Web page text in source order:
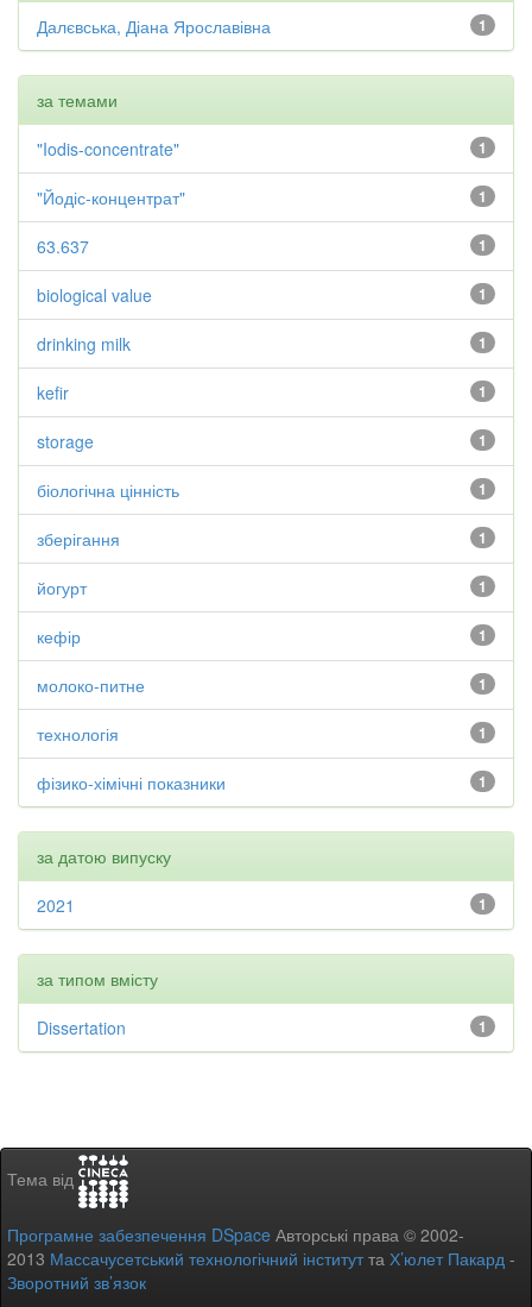
1
Далєвська, Діана Ярославівна
за темами
1
"Iodis-concentrate"
1
"Йодіс-концентрат"
1
63.637
1
biological value
1
drinking milk
1
kefir
1
storage
1
біологічна цінність
1
зберігання
1
йогурт
1
кефір
1
молоко-питне
1
технологія
1
фізико-хімічні показники
за датою випуску
1
2021
за типом вмісту
1
Dissertation
Тема від
Програмне забезпечення DSpace Авторські права © 2002-
2013 Массачусетський технологічний інститутта Х’юлет Пакард -
Зворотний зв’язок